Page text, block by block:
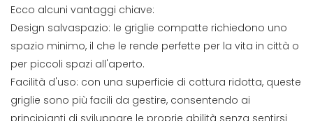
Ecco alcuni vantaggi chiave:
Design salvaspazio: le griglie compatte richiedono uno
spazio minimo, il che le rende perfette per la vita in città o
per piccoli spazi all'aperto.
Facilità d'uso: con una superficie di cottura ridotta, queste
griglie sono più facili da gestire, consentendo ai